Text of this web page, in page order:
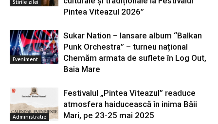
Stirile zilei
Pintea Viteazul 2026”
Eveniment
Sukar Nation – lansare album “Balkan
Punk Orchestra” – turneu național
Chemăm armata de suflete în Log Out,
Baia Mare
Administratie
Festivalul „Pintea Viteazul” readuce
atmosfera haiducească în inima Băii
Mari, pe 23-25 mai 2025